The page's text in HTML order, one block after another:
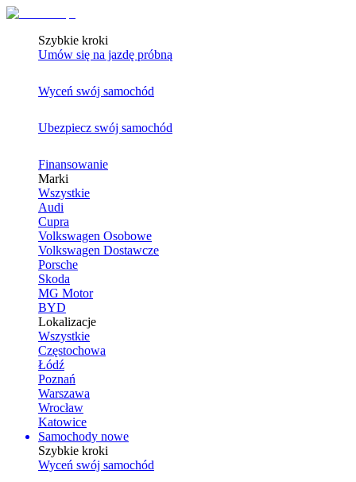
Szybkie kroki
Umów się na jazdę próbną
Wyceń swój samochód
Ubezpiecz swój samochód
Finansowanie
Marki
Wszystkie
Audi
Cupra
Volkswagen Osobowe
Volkswagen Dostawcze
Porsche
Skoda
MG Motor
BYD
Lokalizacje
Wszystkie
Częstochowa
Łódź
Poznań
Warszawa
Wrocław
Katowice
Samochody nowe
Szybkie kroki
Wyceń swój samochód